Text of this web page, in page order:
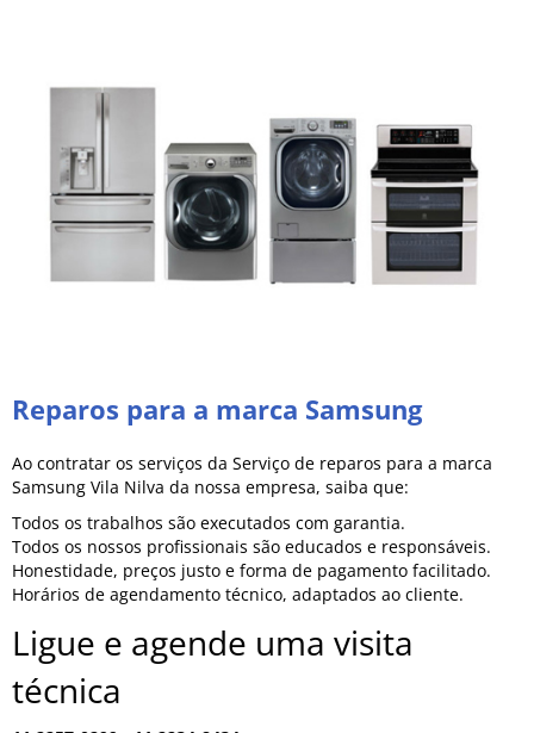
Reparos para a marca Samsung
Ao contratar os serviços da Serviço de reparos para a marca
Samsung Vila Nilva da nossa empresa, saiba que:
Todos os trabalhos são executados com garantia.
Todos os nossos profissionais são educados e responsáveis.
Honestidade, preços justo e forma de pagamento facilitado.
Horários de agendamento técnico, adaptados ao cliente.
Ligue e agende uma visita
técnica